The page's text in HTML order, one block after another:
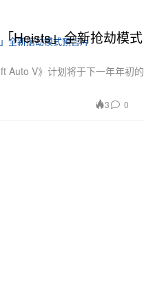
Heists」全新抢劫模式
Auto V》计划将于下一年年初的
3 0